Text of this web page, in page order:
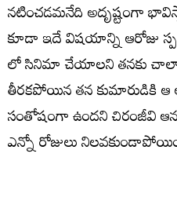
నటించడమనేది అదృష్టంగా
కూడా ఇదే విషయాన్ని ఆరోజు
లో సినిమా చేయాలని తనకు చాలా
తీరకపోయిన తన కుమారుడికి ఆ
సంతోషంగా ఉందని చిరంజీవి
ఎన్నో రోజులు